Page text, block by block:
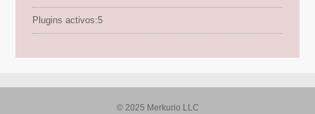
Plugins activos:5
© 2025 Merkurio LLC